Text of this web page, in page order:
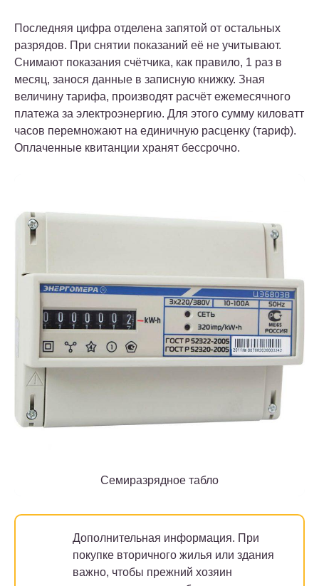
Последняя цифра отделена запятой от остальных
разрядов. При снятии показаний её не учитывают.
Снимают показания счётчика, как правило, 1 раз в
месяц, занося данные в записную книжку. Зная
величину тарифа, производят расчёт ежемесячного
платежа за электроэнергию. Для этого сумму киловатт
часов перемножают на единичную расценку (тариф).
Оплаченные квитанции хранят бессрочно.
Семиразрядное табло
Дополнительная информация. При
покупке вторичного жилья или здания
важно, чтобы прежний хозяин